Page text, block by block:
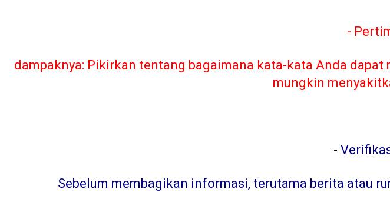
-
dampaknya: Pikirkan tentang bagaimana kata-kata Anda
mungkin
-
Sebelum membagikan informasi, terutama berita atau